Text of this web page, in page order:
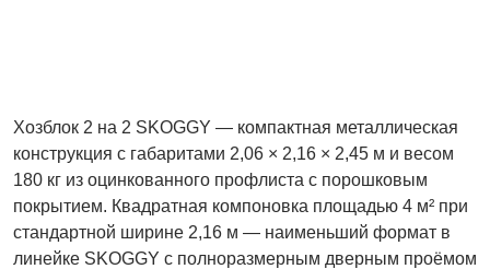
Хозблок 2 на 2 SKOGGY — компактная металлическая
конструкция с габаритами 2,06 × 2,16 × 2,45 м и весом
180 кг из оцинкованного профлиста с порошковым
покрытием. Квадратная компоновка площадью 4 м² при
стандартной ширине 2,16 м — наименьший формат в
линейке SKOGGY с полноразмерным дверным проёмом